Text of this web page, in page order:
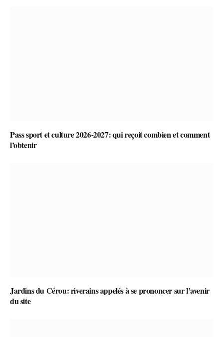
Pass sport et culture 2026-2027: qui reçoit combien et comment
l’obtenir
Jardins du Cérou: riverains appelés à se prononcer sur l’avenir
du site